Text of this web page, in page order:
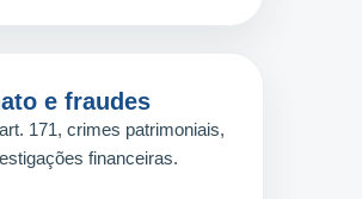
e fraudes
171, crimes patrimoniais,
financeiras.